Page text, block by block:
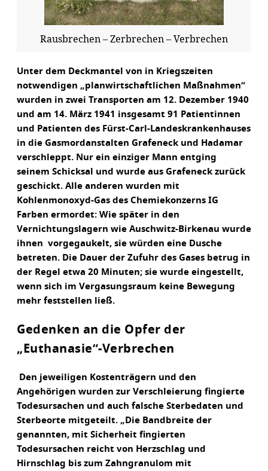
Rausbrechen – Zerbrechen – Verbrechen
Unter dem Deckmantel von in Kriegszeiten
notwendigen „planwirtschaftlichen Maßnahmen“
wurden in zwei Transporten am 12. Dezember 1940
und am 14. März 1941 insgesamt 91 Patientinnen
und Patienten des Fürst-Carl-Landeskrankenhauses
in die Gasmordanstalten Grafeneck und Hadamar
verschleppt. Nur ein einziger Mann entging
seinem Schicksal und wurde aus Grafeneck zurück
geschickt. Alle anderen wurden mit
Kohlenmonoxyd-Gas des Chemiekonzerns IG
Farben ermordet: Wie später in den
Vernichtungslagern wie Auschwitz-Birkenau wurde
ihnen vorgegaukelt, sie würden eine Dusche
betreten. Die Dauer der Zufuhr des Gases betrug in
der Regel etwa 20 Minuten; sie wurde eingestellt,
wenn sich im Vergasungsraum keine Bewegung
mehr feststellen ließ.
Gedenken an die Opfer der
„Euthanasie“-Verbrechen
Den jeweiligen Kostenträgern und den
Angehörigen wurden zur Verschleierung fingierte
Todesursachen und auch falsche Sterbedaten und
Sterbeorte mitgeteilt. „Die Bandbreite der
genannten, mit Sicherheit fingierten
Todesursachen reicht von Herzschlag und
Hirnschlag bis zum Zahngranulom mit